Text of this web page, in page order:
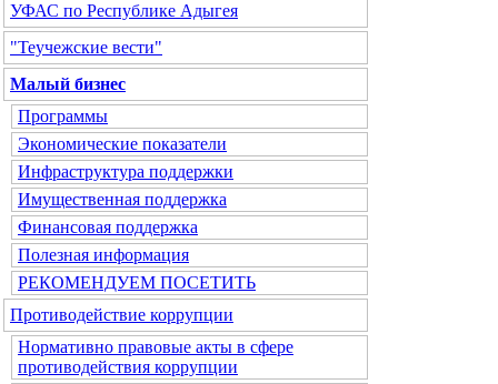
УФАС по Республике Адыгея
"Теучежские вести"
Малый бизнес
Программы
Экономические показатели
Инфраструктура поддержки
Имущественная поддержка
Финансовая поддержка
Полезная информация
РЕКОМЕНДУЕМ ПОСЕТИТЬ
Противодействие коррупции
Нормативно правовые акты в сфере
противодействия коррупции